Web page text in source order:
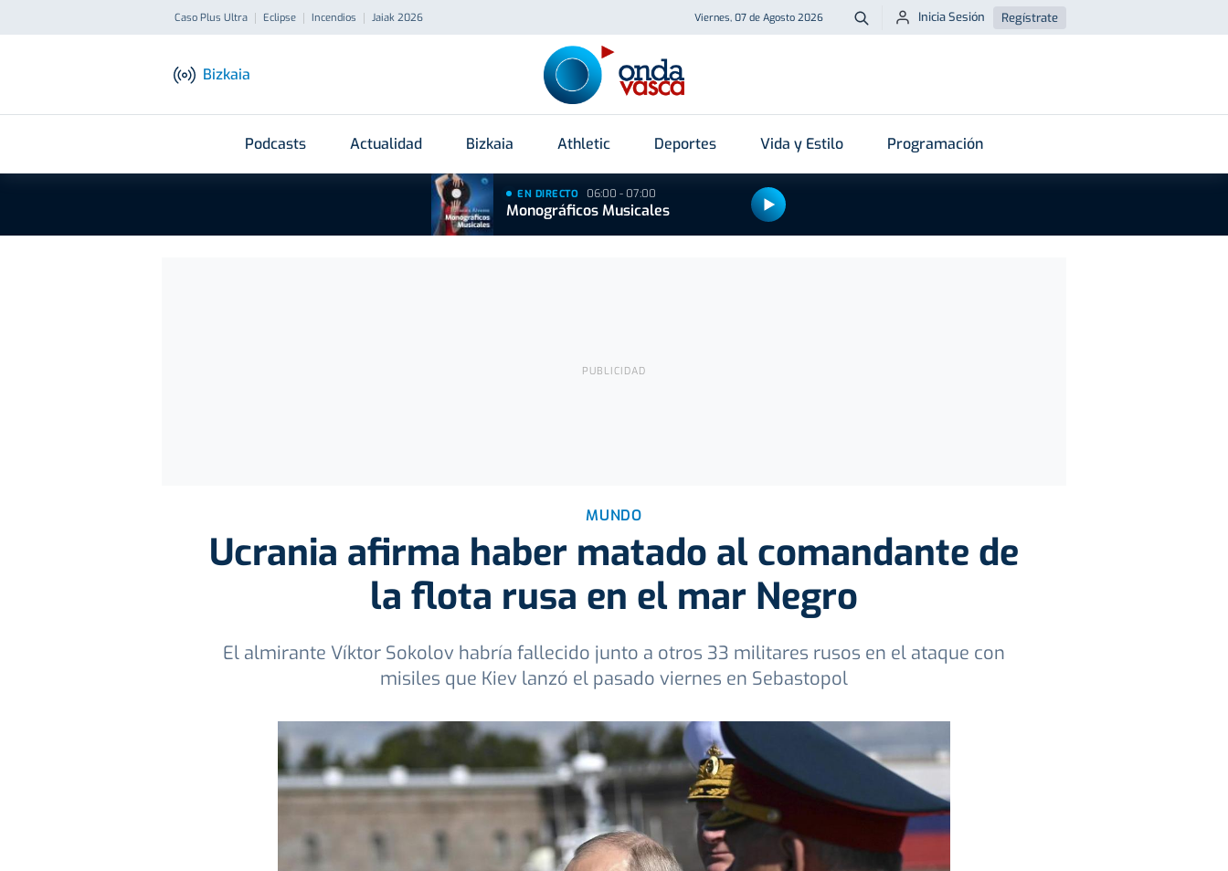
Caso Plus Ultra Eclipse Incendios Jaiak 2026 Viernes, 07 de Agosto 2026 Buscar
Inicia Sesión Regístrate
Bizkaia
Podcasts Actualidad Bizkaia Athletic Deportes Vida y Estilo Programación
EN DIRECTO 06:00 - 07:00
Monográficos Musicales
MUNDO
Ucrania afirma haber matado al comandante de
la flota rusa en el mar Negro
El almirante Víktor Sokolov habría fallecido junto a otros 33 militares rusos en el ataque con
misiles que Kiev lanzó el pasado viernes en Sebastopol